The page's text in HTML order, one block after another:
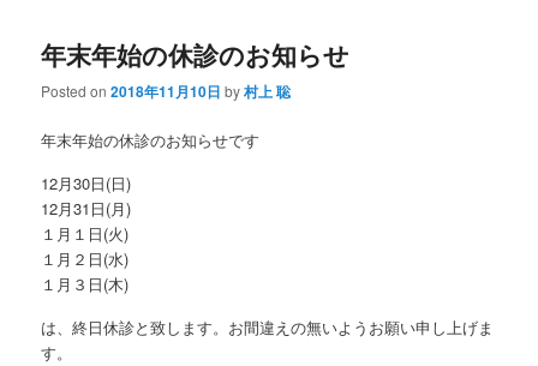
年末年始の休診のお知らせ
Posted on2018年11月10日 by村上 聡
年末年始の休診のお知らせです
12月30日(日)
12月31日(月)
１月１日(火)
１月２日(水)
１月３日(木)
は、終日休診と致します。お間違えの無いようお願い申し上げま
す。